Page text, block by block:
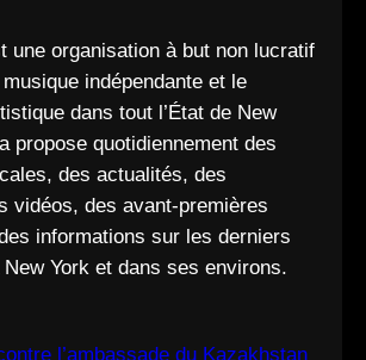
une organisation à but non lucratif
indépendante et le
dans tout l’État de New
propose quotidiennement des
des actualités, des
vidéos, des avant-premières
informations sur les derniers
York et dans ses environs.